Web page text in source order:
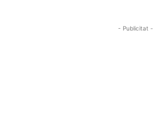
- Publicitat -